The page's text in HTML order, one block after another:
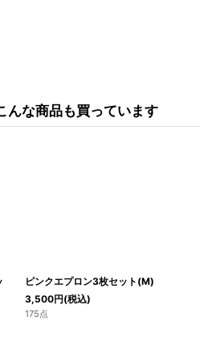
んな商品も買っています
ピンクエプロン3枚セット(M)
3,500円(税込)
175点